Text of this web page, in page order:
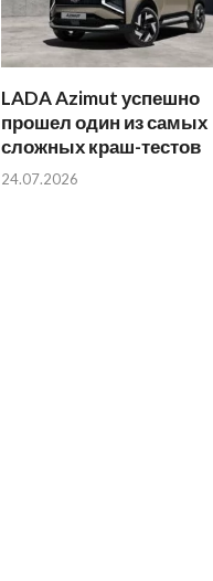
LADA Azimut успешно
прошел один из самых
сложных краш-тестов
24.07.2026